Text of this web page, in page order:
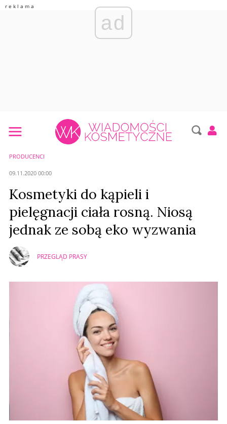
ad
PRODUCENCI
09.11.2020 00:00
Kosmetyki do kąpieli i
pielęgnacji ciała rosną. Niosą
jednak ze sobą eko wyzwania
PRZEGLĄD PRASY